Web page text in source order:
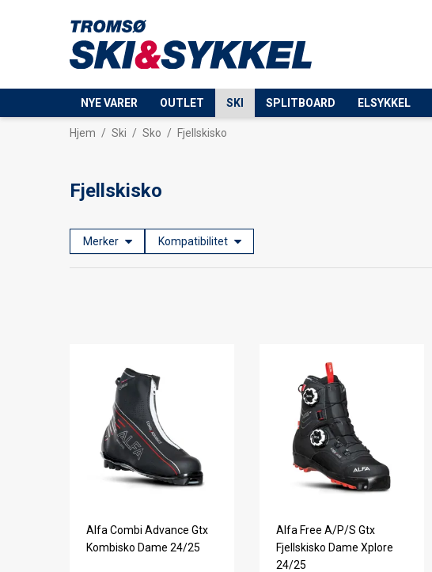
NYE VARER OUTLET SKI SPLITBOARD ELSYKKEL
Hjem / Ski / Sko / Fjellskisko
Fjellskisko
Merker Kompatibilitet
Alfa Combi Advance Gtx
Kombisko Dame 24/25
Alfa Free A/P/S Gtx
Fjellskisko Dame Xplore
24/25